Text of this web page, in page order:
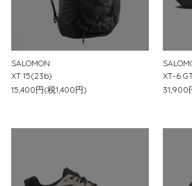
SALOMON
XT 15(23b)
15,400円(税1,400円)
XT-6
31,900